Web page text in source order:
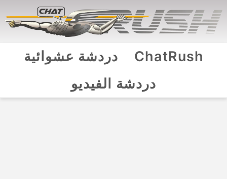
ChatRush
دردشة عشوائية
دردشة الفيديو